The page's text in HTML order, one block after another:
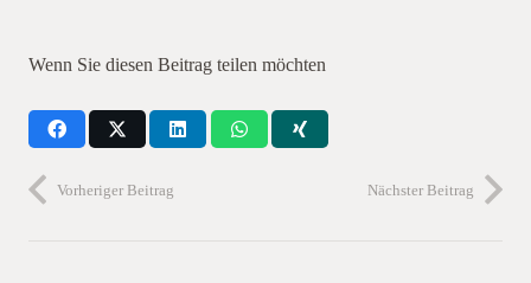
Wenn Sie diesen Beitrag teilen möchten
Vorheriger Beitrag Nächster Beitrag